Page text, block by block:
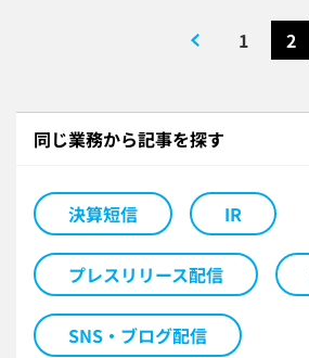
1 2
同じ業務から記事を探す
決算短信 IR
プレスリリース配信
SNS・ブログ配信